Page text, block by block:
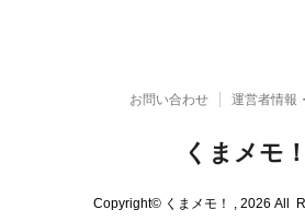
お問い合わせ 運営者情報
くまメモ！
photo、trip、memo、todo、etc... 日本各地の
Copyright© くまメモ！ , 2026 All